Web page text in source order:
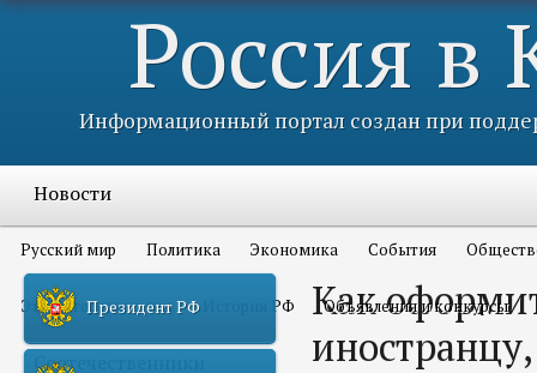
Россия в
Информационный портал создан при
Новости
Русский мир Политика Экономика События
Это интересно всем История РФ Объявления и конкурсы
Соотечественники
Президент РФ
Как